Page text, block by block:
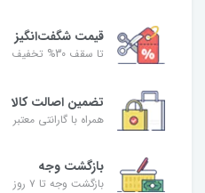
قیمت شگفت‌انگیز
تا سقف 30% تخفیف
تضمین اصالت کالا
همراه با گارانتی معتبر
بازگشت وجه
بازگشت وجه تا ۷ روز